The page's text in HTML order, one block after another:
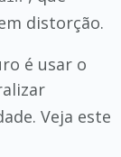
distorção.
é usar o
Veja este